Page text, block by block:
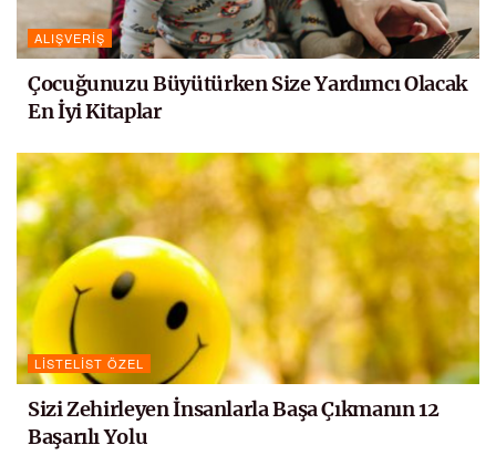
ALIŞVERIŞ
Çocuğunuzu Büyütürken Size Yardımcı Olacak
En İyi Kitaplar
LISTELIST ÖZEL
Sizi Zehirleyen İnsanlarla Başa Çıkmanın 12
Başarılı Yolu